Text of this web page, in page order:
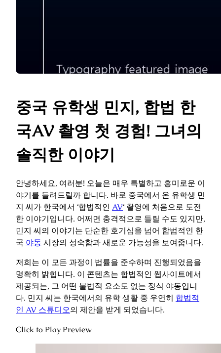
중국 유학생 민지, 합법 한
국AV 촬영 첫 경험! 그녀의
솔직한 이야기
안녕하세요, 여러분! 오늘은 매우 특별하고 흥미로운 이
야기를 들려드릴까 합니다. 바로 중국에서 온 유학생 민
지 씨가 한국에서 ‘합법적인 AV‘ 촬영에 처음으로 도전
한 이야기입니다. 어쩌면 충격적으로 들릴 수도 있지만,
민지 씨의 이야기는 단순한 호기심을 넘어 합법적인 한
국 야동 시장의 성숙함과 새로운 가능성을 보여줍니다.
저희는 이 모든 과정이 법률을 준수하며 진행되었음을
명확히 밝힙니다. 이 콘텐츠는 합법적인 웹사이트에서
제공되는, 그 어떤 불법적 요소도 없는 정식 야동입니
다. 민지 씨는 한국에서의 유학 생활 중 우연히 합법적
인 AV 스튜디오의 제안을 받게 되었습니다.
Click to Play Preview